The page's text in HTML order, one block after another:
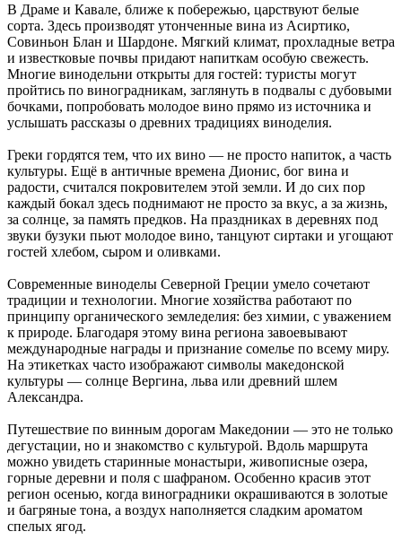
В Драме и Кавале, ближе к побережью, царствуют белые
сорта. Здесь производят утонченные вина из Асиртико,
Совиньон Блан и Шардоне. Мягкий климат, прохладные ветра
и известковые почвы придают напиткам особую свежесть.
Многие винодельни открыты для гостей: туристы могут
пройтись по виноградникам, заглянуть в подвалы с дубовыми
бочками, попробовать молодое вино прямо из источника и
услышать рассказы о древних традициях виноделия.
Греки гордятся тем, что их вино — не просто напиток, а часть
культуры. Ещё в античные времена Дионис, бог вина и
радости, считался покровителем этой земли. И до сих пор
каждый бокал здесь поднимают не просто за вкус, а за жизнь,
за солнце, за память предков. На праздниках в деревнях под
звуки бузуки пьют молодое вино, танцуют сиртаки и угощают
гостей хлебом, сыром и оливками.
Современные виноделы Северной Греции умело сочетают
традиции и технологии. Многие хозяйства работают по
принципу органического земледелия: без химии, с уважением
к природе. Благодаря этому вина региона завоевывают
международные награды и признание сомелье по всему миру.
На этикетках часто изображают символы македонской
культуры — солнце Вергина, льва или древний шлем
Александра.
Путешествие по винным дорогам Македонии — это не только
дегустации, но и знакомство с культурой. Вдоль маршрута
можно увидеть старинные монастыри, живописные озера,
горные деревни и поля с шафраном. Особенно красив этот
регион осенью, когда виноградники окрашиваются в золотые
и багряные тона, а воздух наполняется сладким ароматом
спелых ягод.